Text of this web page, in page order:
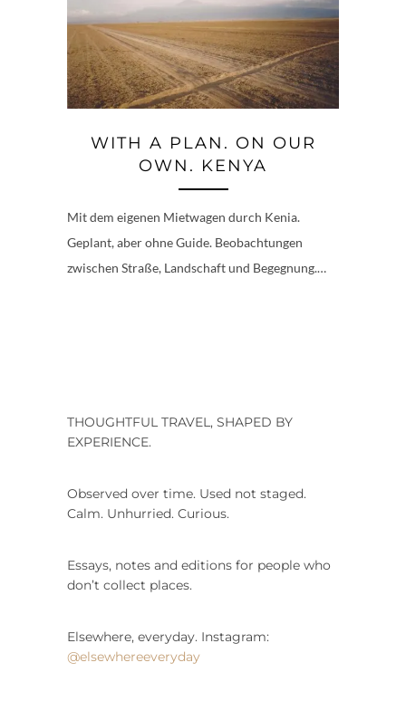
WITH A PLAN. ON OUR
OWN. KENYA
Mit dem eigenen Mietwagen durch Kenia.
Geplant, aber ohne Guide. Beobachtungen
zwischen Straße, Landschaft und Begegnung.…
THOUGHTFUL TRAVEL, SHAPED BY
EXPERIENCE.
Observed over time. Used not staged.
Calm. Unhurried. Curious.
Essays, notes and editions for people who
don’t collect places.
Elsewhere, everyday. Instagram:
@elsewhereeveryday